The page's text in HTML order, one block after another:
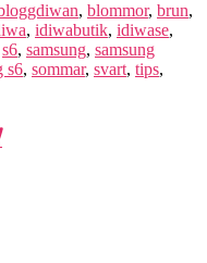
, blommor, brun,
, idiwabutik, idiwase,
s6, samsung, samsung
s6, sommar, svart, tips,